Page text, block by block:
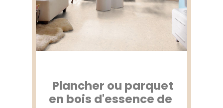
Plancher ou parquet
en bois d'essence de